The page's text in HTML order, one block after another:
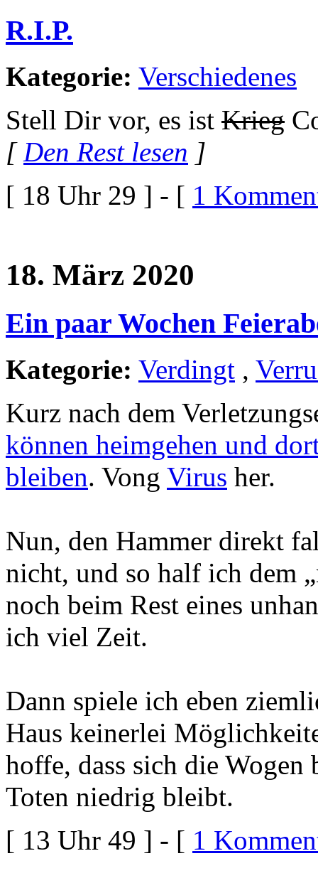
R.I.P.
Kategorie: Verschiedenes
Stell Dir vor, es ist Krieg
[Den Rest lesen ]
[ 18 Uhr 29 ] - [ 1
18. März 2020
Ein paar Wochen
Kategorie: Verdingt ,
Kurz nach dem
können heimgehen und
bleiben. Vong Virus her.
Nun, den Hammer direkt
nicht, und so half ich dem
noch beim Rest eines
ich viel Zeit.
Dann spiele ich eben
Haus keinerlei
hoffe, dass sich die
Toten niedrig bleibt.
[ 13 Uhr 49 ] - [ 1